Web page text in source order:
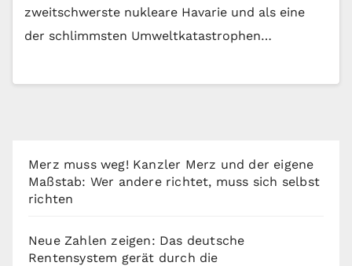
zweitschwerste nukleare Havarie und als eine
der schlimmsten Umweltkatastrophen…
Merz muss weg! Kanzler Merz und der eigene
Maßstab: Wer andere richtet, muss sich selbst
richten
Neue Zahlen zeigen: Das deutsche
Rentensystem gerät durch die